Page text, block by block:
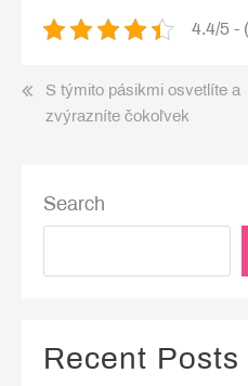
4.4/5 -
Post
navigation
S týmito pásikmi osvetlíte a
zvýrazníte čokoľvek
Search
Recent Posts